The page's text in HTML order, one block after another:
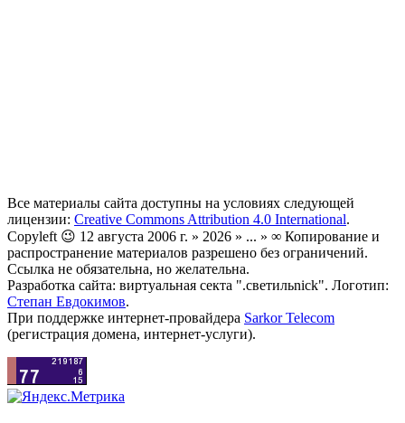
Все материалы сайта доступны на условиях следующей
лицензии: Creative Commons Attribution 4.0 International.
Copyleft 😉 12 августа 2006 г. » 2026 » ... » ∞ Копирование и
распространение материалов разрешено без ограничений.
Ссылка не обязательна, но желательна.
Разработка сайта: виртуальная секта ".светильnick". Логотип:
Степан Евдокимов.
При поддержке интернет-провайдера Sarkor Telecom
(регистрация домена, интернет-услуги).